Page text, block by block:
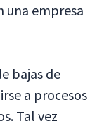
una empresa
bajas de
a procesos
Tal vez